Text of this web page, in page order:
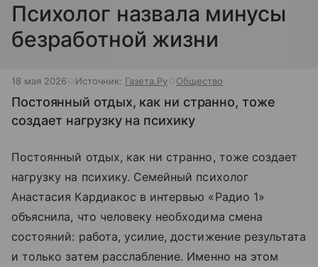
Психолог назвала минусы
безработной жизни
18 мая 2026 Источник: Газета.Ру Общество
Постоянный отдых, как ни странно, тоже
создает нагрузку на психику
Постоянный отдых, как ни странно, тоже создает
нагрузку на психику. Семейный психолог
Анастасия Кардиакос в интервью «Радио 1»
объяснила, что человеку необходима смена
состояний: работа, усилие, достижение результата
и только затем расслабление. Именно на этом